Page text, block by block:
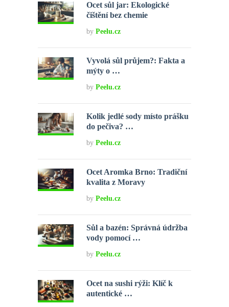
Ocet sůl jar: Ekologické
čištění bez chemie
byPeelu.cz
Vyvolá sůl průjem?: Fakta a
mýty o …
byPeelu.cz
Kolik jedlé sody místo prášku
do pečiva? …
byPeelu.cz
Ocet Aromka Brno: Tradiční
kvalita z Moravy
byPeelu.cz
Sůl a bazén: Správná údržba
vody pomocí …
byPeelu.cz
Ocet na sushi rýži: Klíč k
autentické …